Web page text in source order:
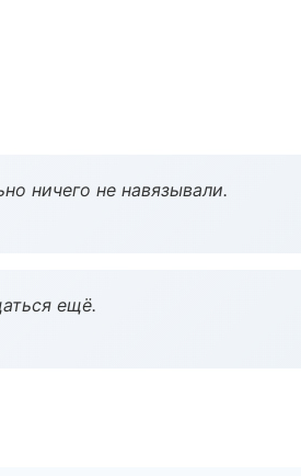
ничего не навязывали.
ещё.